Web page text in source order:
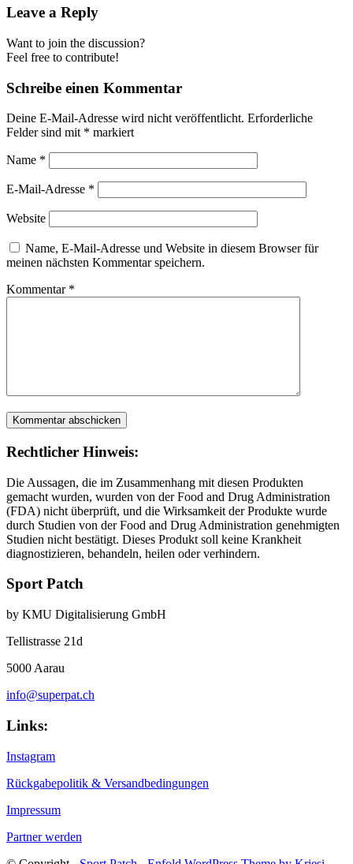
Leave a Reply
Want to join the discussion?
Feel free to contribute!
Schreibe einen Kommentar
Deine E-Mail-Adresse wird nicht veröffentlicht. Erforderliche
Felder sind mit * markiert
Name *
E-Mail-Adresse *
Website
Name, E-Mail-Adresse und Website in diesem Browser für
meinen nächsten Kommentar speichern.
Kommentar *
Rechtlicher Hinweis:
Die Aussagen, die im Zusammenhang mit diesen Produkten
gemacht wurden, wurden von der Food and Drug Administration
(FDA) nicht überprüft, und die Wirksamkeit der Produkte wurde
durch Studien von der Food and Drug Administration genehmigten
Studien nicht bestätigt. Dieses Produkt soll keine Krankheit
diagnostizieren, behandeln, heilen oder verhindern.
Sport Patch
by KMU Digitalisierung GmbH
Tellistrasse 21d
5000 Aarau
info@superpat.ch
Links:
Instagram
Rückgabepolitik & Versandbedingungen
Impressum
Partner werden